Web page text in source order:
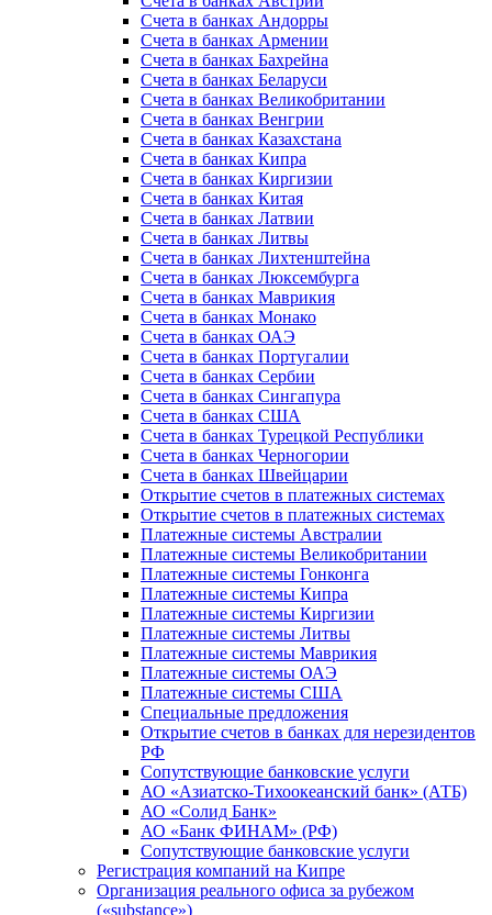
Счета в банках Андорры
Счета в банках Армении
Счета в банках Бахрейна
Счета в банках Беларуси
Счета в банках Великобритании
Счета в банках Венгрии
Счета в банках Казахстана
Счета в банках Кипра
Счета в банках Киргизии
Счета в банках Китая
Счета в банках Латвии
Счета в банках Литвы
Счета в банках Лихтенштейна
Счета в банках Люксембурга
Счета в банках Маврикия
Счета в банках Монако
Счета в банках ОАЭ
Счета в банках Португалии
Счета в банках Сербии
Счета в банках Сингапура
Счета в банках США
Счета в банках Турецкой Республики
Счета в банках Черногории
Счета в банках Швейцарии
Открытие счетов в платежных системах
Открытие счетов в платежных системах
Платежные системы Австралии
Платежные системы Великобритании
Платежные системы Гонконга
Платежные системы Кипра
Платежные системы Киргизии
Платежные системы Литвы
Платежные системы Маврикия
Платежные системы ОАЭ
Платежные системы США
Специальные предложения
Открытие счетов в банках для нерезидентов
РФ
Сопутствующие банковские услуги
АО «Азиатско-Тихоокеанский банк» (АТБ)
АО «Солид Банк»
АО «Банк ФИНАМ» (РФ)
Сопутствующие банковские услуги
Регистрация компаний на Кипре
Организация реального офиса за рубежом
(«substance»)